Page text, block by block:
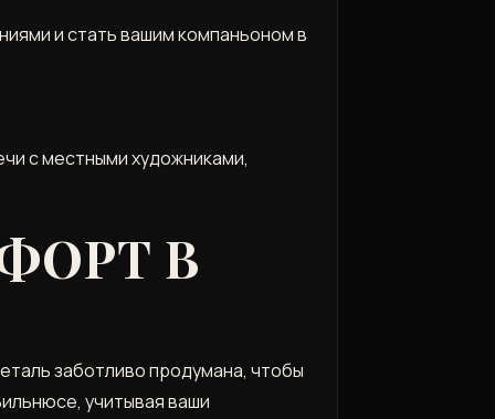
и стать вашим компаньоном в
с местными художниками,
В
заботливо продумана, чтобы
учитывая ваши